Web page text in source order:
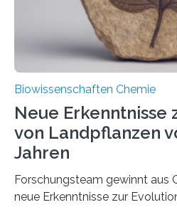
Fachzeitschrift…
Biowissenschaften Chemie
Neue Erkenntnisse
von Landpflanzen
Jahren
Forschungsteam gewinnt aus
neue Erkenntnisse zur